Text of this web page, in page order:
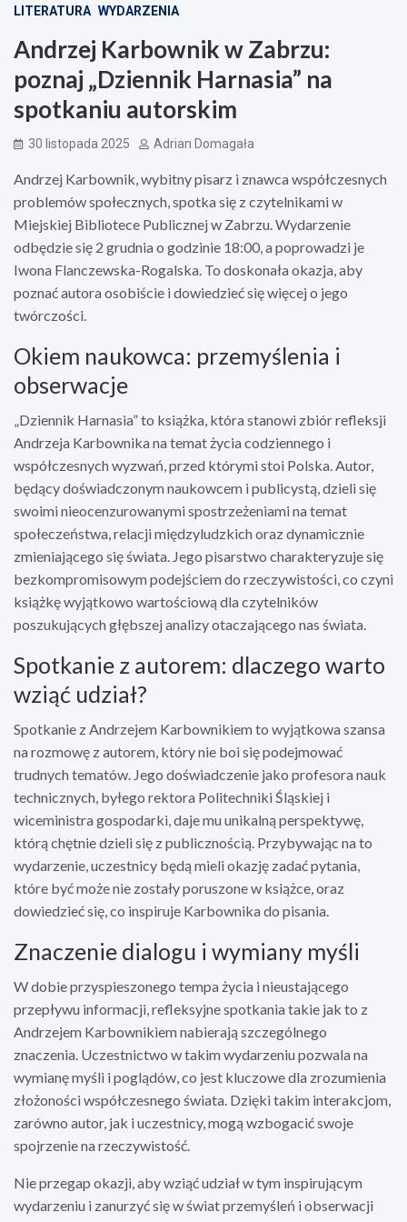
LITERATURA WYDARZENIA
Andrzej Karbownik w Zabrzu:
poznaj „Dziennik Harnasia” na
spotkaniu autorskim
30 listopada 2025 Adrian Domagała
Andrzej Karbownik, wybitny pisarz i znawca współczesnych
problemów społecznych, spotka się z czytelnikami w
Miejskiej Bibliotece Publicznej w Zabrzu. Wydarzenie
odbędzie się 2 grudnia o godzinie 18:00, a poprowadzi je
Iwona Flanczewska-Rogalska. To doskonała okazja, aby
poznać autora osobiście i dowiedzieć się więcej o jego
twórczości.
Okiem naukowca: przemyślenia i
obserwacje
„Dziennik Harnasia” to książka, która stanowi zbiór refleksji
Andrzeja Karbownika na temat życia codziennego i
współczesnych wyzwań, przed którymi stoi Polska. Autor,
będący doświadczonym naukowcem i publicystą, dzieli się
swoimi nieocenzurowanymi spostrzeżeniami na temat
społeczeństwa, relacji międzyludzkich oraz dynamicznie
zmieniającego się świata. Jego pisarstwo charakteryzuje się
bezkompromisowym podejściem do rzeczywistości, co czyni
książkę wyjątkowo wartościową dla czytelników
poszukujących głębszej analizy otaczającego nas świata.
Spotkanie z autorem: dlaczego warto
wziąć udział?
Spotkanie z Andrzejem Karbownikiem to wyjątkowa szansa
na rozmowę z autorem, który nie boi się podejmować
trudnych tematów. Jego doświadczenie jako profesora nauk
technicznych, byłego rektora Politechniki Śląskiej i
wiceministra gospodarki, daje mu unikalną perspektywę,
którą chętnie dzieli się z publicznością. Przybywając na to
wydarzenie, uczestnicy będą mieli okazję zadać pytania,
które być może nie zostały poruszone w książce, oraz
dowiedzieć się, co inspiruje Karbownika do pisania.
Znaczenie dialogu i wymiany myśli
W dobie przyspieszonego tempa życia i nieustającego
przepływu informacji, refleksyjne spotkania takie jak to z
Andrzejem Karbownikiem nabierają szczególnego
znaczenia. Uczestnictwo w takim wydarzeniu pozwala na
wymianę myśli i poglądów, co jest kluczowe dla zrozumienia
złożoności współczesnego świata. Dzięki takim interakcjom,
zarówno autor, jak i uczestnicy, mogą wzbogacić swoje
spojrzenie na rzeczywistość.
Nie przegap okazji, aby wziąć udział w tym inspirującym
wydarzeniu i zanurzyć się w świat przemyśleń i obserwacji